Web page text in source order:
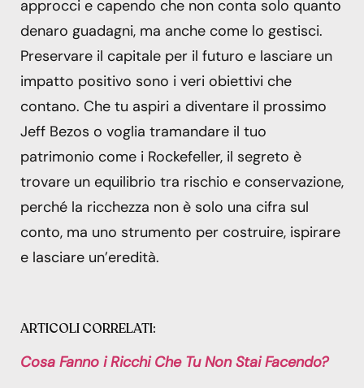
approcci e capendo che non conta solo quanto
denaro guadagni, ma anche come lo gestisci.
Preservare il capitale per il futuro e lasciare un
impatto positivo sono i veri obiettivi che
contano. Che tu aspiri a diventare il prossimo
Jeff Bezos o voglia tramandare il tuo
patrimonio come i Rockefeller, il segreto è
trovare un equilibrio tra rischio e conservazione,
perché la ricchezza non è solo una cifra sul
conto, ma uno strumento per costruire, ispirare
e lasciare un’eredità.
ARTICOLI CORRELATI:
Cosa Fanno i Ricchi Che Tu Non Stai Facendo?